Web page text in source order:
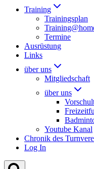
Training
Trainingsplan
Termine
Ausrüstung
Links
über uns
Mitgliedschaft
über uns
Youtube Kanal
Chronik des
Log In